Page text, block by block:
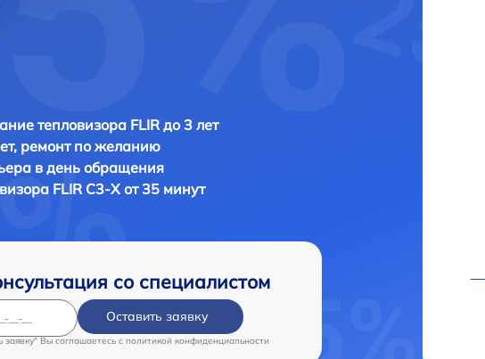
тепловизора FLIR до 3 лет
ремонт по желанию
в день обращения
FLIR С3-Х от 35 минут
со специалистом
Оставить заявку
Вы соглашаетесь c политикой конфиденциальности